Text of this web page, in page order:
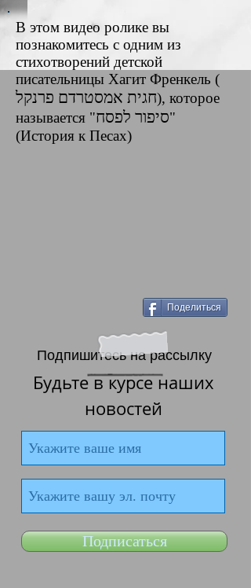
В этом видео ролике вы
познакомитесь с одним из
стихотворений детской
писательницы Хагит Френкель (
חגית אמסטרדם פרנקל), которое
называется "סיפור לפסח"
(История к Песах)
Поделиться
Подпишитесь на рассылку
Будьте в курсе наших
новостей
Подписаться